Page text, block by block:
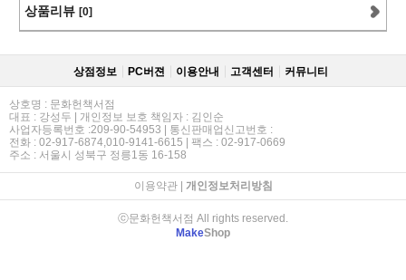
상품리뷰 [0]
상점정보 PC버젼 이용안내 고객센터 커뮤니티
상호명 : 문화헌책서점
대표 : 강성두 | 개인정보 보호 책임자 : 김인순
사업자등록번호 :209-90-54953 | 통신판매업신고번호 :
전화 : 02-917-6874,010-9141-6615 | 팩스 : 02-917-0669
주소 : 서울시 성북구 정릉1동 16-158
이용약관| 개인정보처리방침
ⓒ문화헌책서점 All rights reserved.
MakeShop